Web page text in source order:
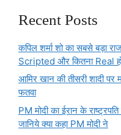
Recent Posts
कपिल शर्मा शो का सबसे बड़ा
Scripted और कितना Real
आमिर खान की तीसरी शादी पर
फतवा
PM मोदी का ईरान के
जानिये क्या कहा PM मोदी ने